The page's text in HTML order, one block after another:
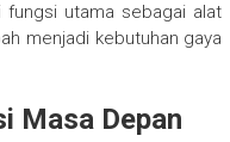
fungsi utama sebagai alat
menjadi kebutuhan gaya
Masa Depan